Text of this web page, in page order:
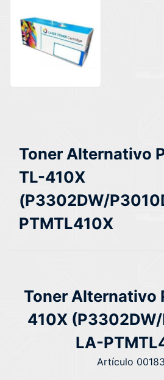
Toner Alternativo
TL-410X
(P3302DW/
PTMTL410X
Toner Alternativo
410X
LA-
Artículo